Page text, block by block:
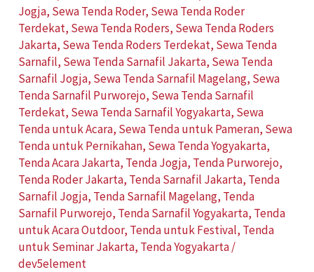
Jogja, Sewa Tenda Roder, Sewa Tenda Roder
Terdekat, Sewa Tenda Roders, Sewa Tenda Roders
Jakarta, Sewa Tenda Roders Terdekat, Sewa Tenda
Sarnafil, Sewa Tenda Sarnafil Jakarta, Sewa Tenda
Sarnafil Jogja, Sewa Tenda Sarnafil Magelang, Sewa
Tenda Sarnafil Purworejo, Sewa Tenda Sarnafil
Terdekat, Sewa Tenda Sarnafil Yogyakarta, Sewa
Tenda untuk Acara, Sewa Tenda untuk Pameran, Sewa
Tenda untuk Pernikahan, Sewa Tenda Yogyakarta,
Tenda Acara Jakarta, Tenda Jogja, Tenda Purworejo,
Tenda Roder Jakarta, Tenda Sarnafil Jakarta, Tenda
Sarnafil Jogja, Tenda Sarnafil Magelang, Tenda
Sarnafil Purworejo, Tenda Sarnafil Yogyakarta, Tenda
untuk Acara Outdoor, Tenda untuk Festival, Tenda
untuk Seminar Jakarta, Tenda Yogyakarta/
dev5element